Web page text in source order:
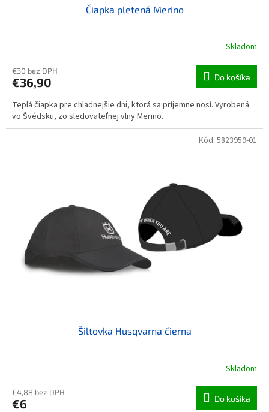
Čiapka pletená Merino
Skladom
€30 bez DPH
€36,90 Do košíka
Teplá čiapka pre chladnejšie dni, ktorá sa príjemne nosí. Vyrobená
vo Švédsku, zo sledovateľnej vlny Merino.
Šiltovka Husqvarna čierna
Skladom
€4,88 bez DPH
€6 Do košíka
Kód: 5823959-01